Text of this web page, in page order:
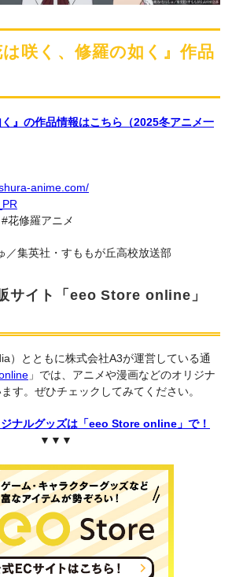
咲く、修羅の如く』作品
く』の作品情報はこちら（2025冬アニメ一
anime.com/
花修羅アニメ
／集英社・すももが丘高校放送部
サイト「eeo Store online」
）とともに株式会社A3が運営している通
」では、アニメや漫画などのオリジナ
す。ぜひチェックしてみてください。
ナルグッズは「eeo Store online」で！
▼▼▼